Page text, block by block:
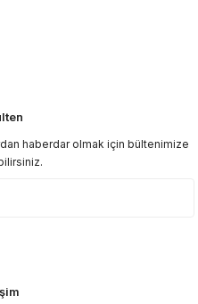
haberdar olmak için bültenimize